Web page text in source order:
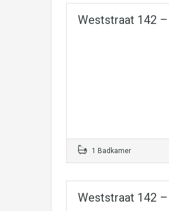
Weststraat 142 –
1 Badkamer
Weststraat 142 –